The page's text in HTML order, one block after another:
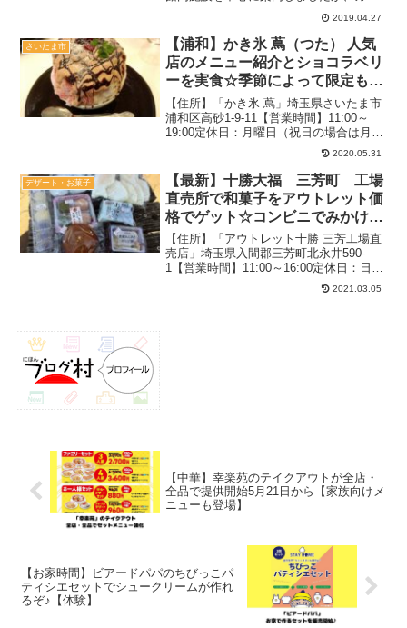
ェメニューについて詳しく書けなかった
のはその量が充実しすぎてたからですｗ
軽食と何種類かのドリンクだけかと思っ
たら大間違いだったので、...
2019.04.27
さいたま市
【浦和】かき氷 蔦（つた） 人気
店のメニュー紹介とショコラベリ
ーを実食☆季節によって限定もあ
るぞ♪【通年営業】
【住所】「かき氷 蔦」埼玉県さいたま市
浦和区高砂1-9-11【営業時間】11:00～
19:00定休日：月曜日（祝日の場合は月曜
日営業、翌火曜日休み）14席テーブル
席、カウンター有り駐車場：なし禁煙
2019.10月（祝日）：15時過ぎ待ちなし...
2020.05.31
デザート・お菓子
【最新】十勝大福 三芳町 工場
直売所で和菓子をアウトレット価
格でゲット☆コンビニでみかける
商品も発見【天国】
【住所】「アウトレット十勝 三芳工場直
売店」埼玉県入間郡三芳町北永井590-
1【営業時間】11:00～16:00定休日：日曜
駐車場：数台あり2019.1月（平日）：12
時過ぎ先客なし関連：直売所の記事一覧
2021.03.05
【中華】幸楽苑のテイクアウトが全店・
全品で提供開始5月21日から【家族向けメ
ニューも登場】
【お家時間】ビアードパパのちびっこパ
ティシエセットでシュークリームが作れ
るぞ♪【体験】